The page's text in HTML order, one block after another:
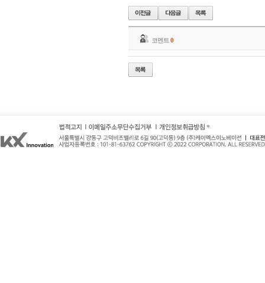
코멘트 0
*